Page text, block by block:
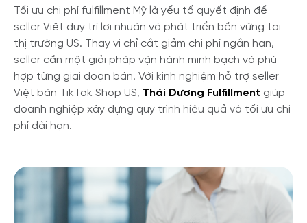
Tối ưu chi phí fulfillment Mỹ là yếu tố quyết định để
seller Việt duy trì lợi nhuận và phát triển bền vững tại
thị trường US. Thay vì chỉ cắt giảm chi phí ngắn hạn,
seller cần một giải pháp vận hành minh bạch và phù
hợp từng giai đoạn bán. Với kinh nghiệm hỗ trợ seller
Việt bán TikTok Shop US, Thái Dương Fulfillment giúp
doanh nghiệp xây dựng quy trình hiệu quả và tối ưu chi
phí dài hạn.